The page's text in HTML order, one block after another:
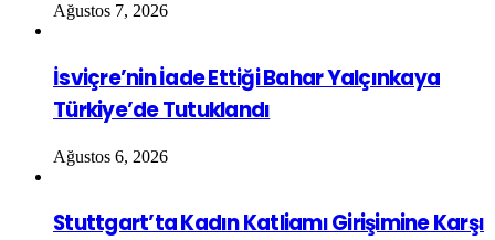
Ağustos 7, 2026
İsviçre’nin İade Ettiği Bahar Yalçınkaya
Türkiye’de Tutuklandı
Ağustos 6, 2026
Stuttgart’ta Kadın Katliamı Girişimine Karşı